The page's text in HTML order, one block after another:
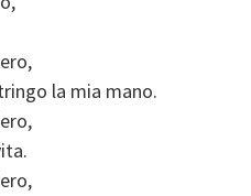
la mia mano.